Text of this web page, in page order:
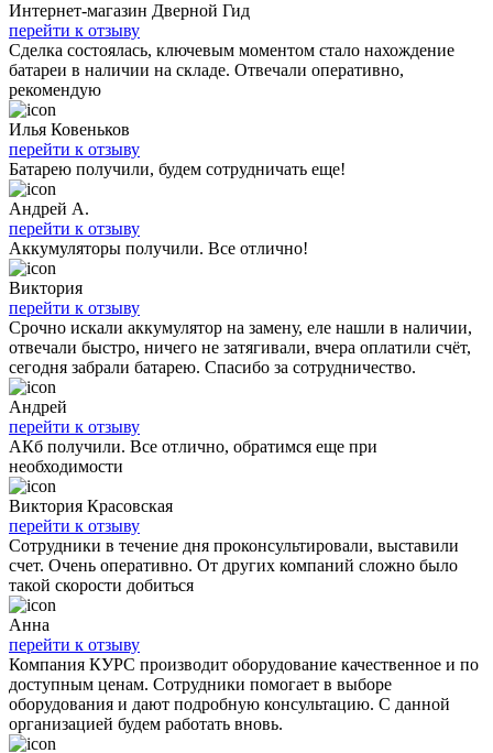
Интернет-магазин Дверной Гид
перейти к отзыву
Сделка состоялась, ключевым моментом стало нахождение
батареи в наличии на складе. Отвечали оперативно,
рекомендую
Илья Ковеньков
перейти к отзыву
Батарею получили, будем сотрудничать еще!
Андрей А.
перейти к отзыву
Аккумуляторы получили. Все отлично!
Виктория
перейти к отзыву
Срочно искали аккумулятор на замену, еле нашли в наличии,
отвечали быстро, ничего не затягивали, вчера оплатили счёт,
сегодня забрали батарею. Спасибо за сотрудничество.
Андрей
перейти к отзыву
АКб получили. Все отлично, обратимся еще при
необходимости
Виктория Красовская
перейти к отзыву
Сотрудники в течение дня проконсультировали, выставили
счет. Очень оперативно. От других компаний сложно было
такой скорости добиться
Анна
перейти к отзыву
Компания КУРС производит оборудование качественное и по
доступным ценам. Сотрудники помогает в выборе
оборудования и дают подробную консультацию. С данной
организацией будем работать вновь.